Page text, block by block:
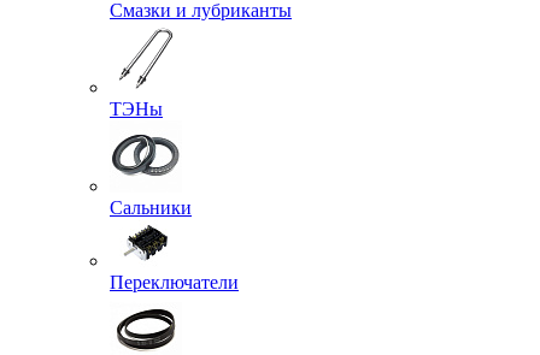
Смазки и лубриканты
ТЭНы
Сальники
Переключатели